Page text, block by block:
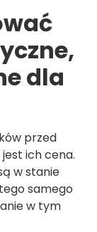
dla
przed
ich cena.
w stanie
samego
w tym